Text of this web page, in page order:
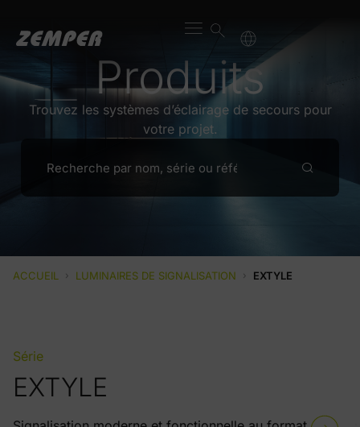
Produits
Trouvez les systèmes d’éclairage de secours pour
votre projet.
ACCUEIL › LUMINAIRES DE SIGNALISATION › EXTYLE
Série
EXTYLE